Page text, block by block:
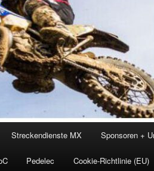
Streckendienste MX Sponsoren +
Pedelec Cookie-Richtlinie (EU)